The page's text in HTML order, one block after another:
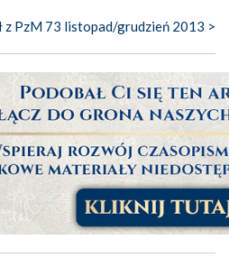
z PzM 73 listopad/grudzień 2013 >